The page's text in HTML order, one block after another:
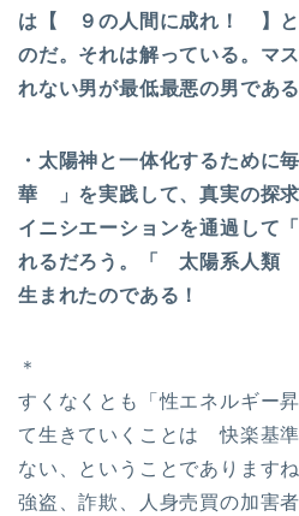
は【 ９の人間に成れ！ 】と
のだ。それは解っている。マ
れない男が最低最悪の男である
・太陽神と一体化するため
華 」を実践して、真実の探
イニシエーションを通過し
れるだろう。「 太陽系人類
生まれたのである！
＊
すくなくとも「性エネルギー
て生きていくことは 快楽基
ない、ということであります
強盗、詐欺、人身売買の加害